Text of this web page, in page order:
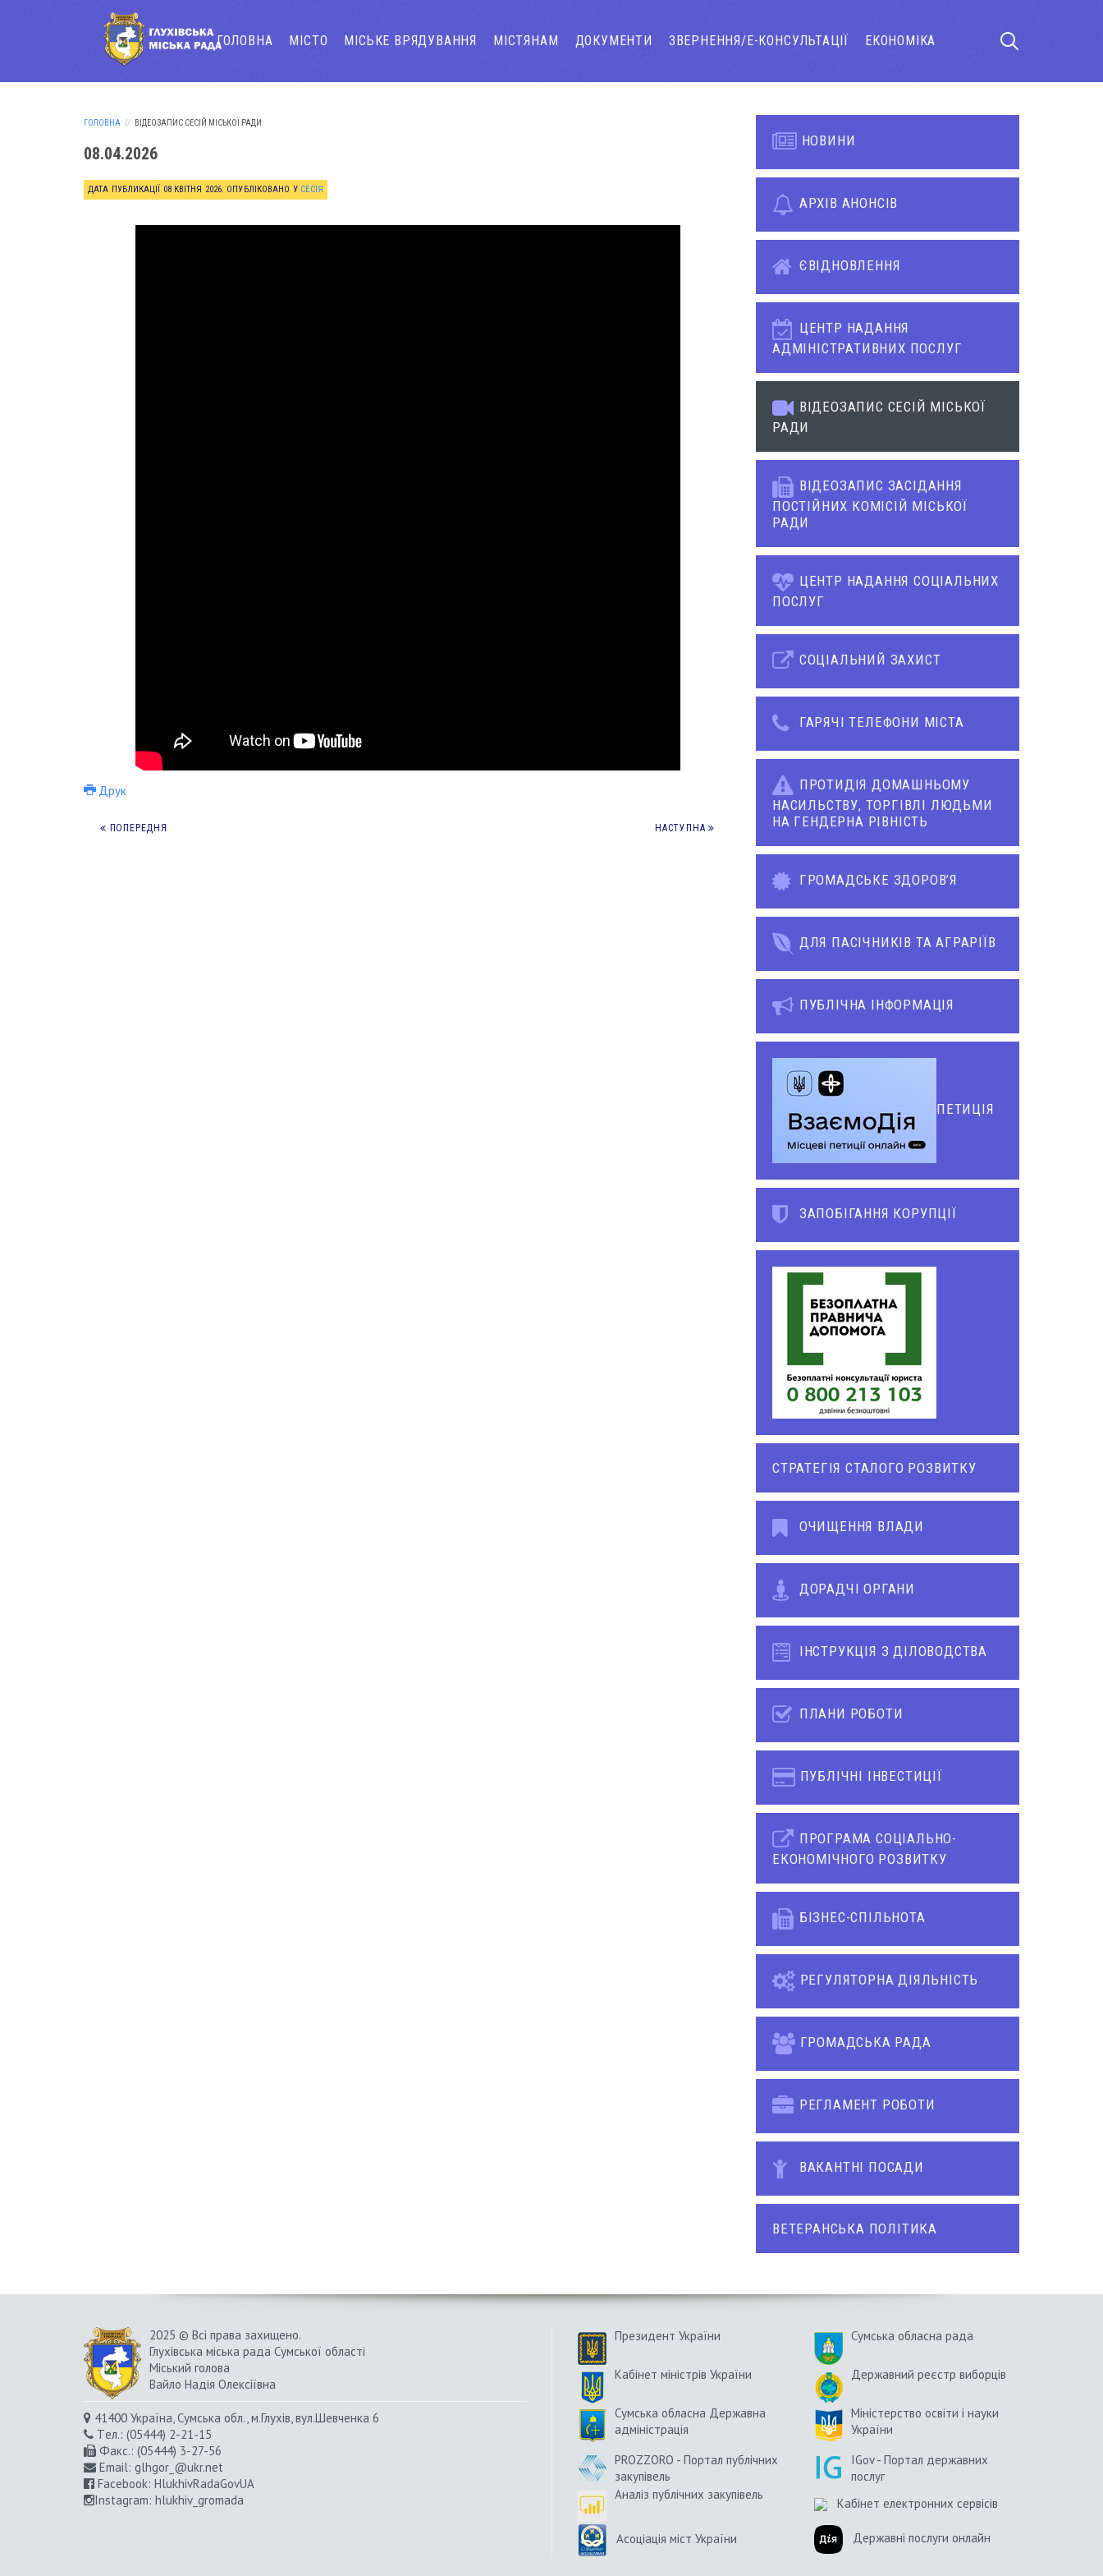
ГОЛОВНА МІСТО МІСЬКЕ ВРЯДУВАННЯ МІСТЯНАМ ДОКУМЕНТИ ЗВЕРНЕННЯ/Е-КОНСУЛЬТАЦІЇ ЕКОНОМІКА
ГОЛОВНА ВІДЕОЗАПИС СЕСІЙ МІСЬКОЇ РАДИ
08.04.2026
ДАТА ПУБЛИКАЦІЇ 08 КВІТНЯ 2026. ОПУБЛІКОВАНО У СЕСІЯ
Друк
ПОПЕРЕДНЯ НАСТУПНА
НОВИНИ
АРХІВ АНОНСІВ
ЄВІДНОВЛЕННЯ
ЦЕНТР НАДАННЯ
АДМІНІСТРАТИВНИХ ПОСЛУГ
ВІДЕОЗАПИС СЕСІЙ МІСЬКОЇ
РАДИ
ВІДЕОЗАПИС ЗАСІДАННЯ
ПОСТІЙНИХ КОМІСІЙ МІСЬКОЇ
РАДИ
ЦЕНТР НАДАННЯ СОЦІАЛЬНИХ
ПОСЛУГ
СОЦІАЛЬНИЙ ЗАХИСТ
ГАРЯЧІ ТЕЛЕФОНИ МІСТА
ПРОТИДІЯ ДОМАШНЬОМУ
НАСИЛЬСТВУ, ТОРГІВЛІ ЛЮДЬМИ
НА ГЕНДЕРНА РІВНІСТЬ
ГРОМАДСЬКЕ ЗДОРОВ’Я
ДЛЯ ПАСІЧНИКІВ ТА АГРАРІЇВ
ПУБЛІЧНА ІНФОРМАЦІЯ
ПЕТИЦІЯ
ЗАПОБІГАННЯ КОРУПЦІЇ
СТРАТЕГІЯ СТАЛОГО РОЗВИТКУ
ОЧИЩЕННЯ ВЛАДИ
ДОРАДЧІ ОРГАНИ
ІНСТРУКЦІЯ З ДІЛОВОДСТВА
ПЛАНИ РОБОТИ
ПУБЛІЧНІ ІНВЕСТИЦІЇ
ПРОГРАМА СОЦІАЛЬНО-
ЕКОНОМІЧНОГО РОЗВИТКУ
БІЗНЕС-СПІЛЬНОТА
РЕГУЛЯТОРНА ДІЯЛЬНІСТЬ
ГРОМАДСЬКА РАДА
РЕГЛАМЕНТ РОБОТИ
ВАКАНТНІ ПОСАДИ
ВЕТЕРАНСЬКА ПОЛІТИКА
2025 © Всі права захищено.
Глухівська міська рада Сумської області
Міський голова
Вайло Надія Олексіївна
41400 Україна, Сумська обл., м.Глухів, вул.Шевченка 6
Tел.: (05444) 2-21-15
Факс.: (05444) 3-27-56
Email: glhgor_@ukr.net
Facebook: HlukhivRadaGovUA
Instagram: hlukhiv_gromada
Президент України Сумська обласна рада
Кабінет міністрів України Державний реєстр виборців
Сумська обласна Державна
адміністрація
Міністерство освіти і науки
України
PROZZORO - Портал публічних
закупівель
IGov - Портал державних
послуг
Аналіз публічних закупівель
Кабінет електронних сервісів
Асоціація міст України Державні послуги онлайн